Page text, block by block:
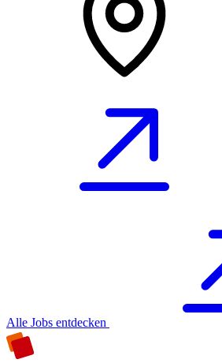
Alle Jobs entdecken